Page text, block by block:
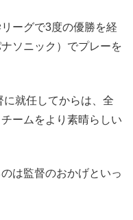
ーグで3度の優勝を経
ソニック）でプレーを
就任してからは、全
ームをより素晴らしい
は監督のおかげといっ